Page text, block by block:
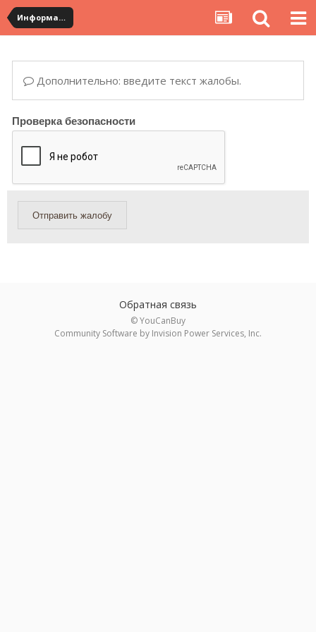
Информация по полученным посылкам
Дополнительно: введите текст жалобы.
Проверка безопасности
Отправить жалобу
Обратная связь
© YouCanBuy
Community Software by Invision Power Services, Inc.